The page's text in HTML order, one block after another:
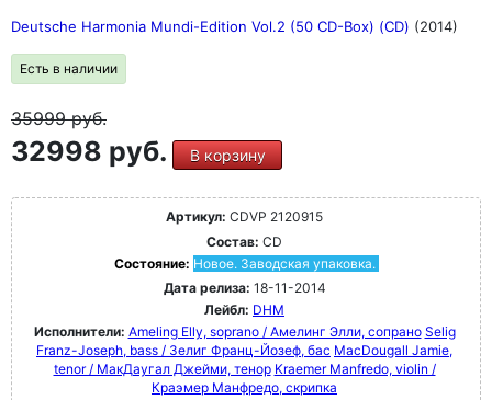
Deutsche Harmonia Mundi-Edition Vol.2 (50 CD-Box) (CD) (2014)
Есть в наличии
35999руб.
32998 руб. В корзину
Артикул: CDVP 2120915
Состав: CD
Состояние: Новое. Заводская упаковка.
Дата релиза: 18-11-2014
Лейбл: DHM
Исполнители: Ameling Elly, soprano / Амелинг Элли, сопрано Selig
Franz-Joseph, bass / Зелиг Франц-Йозеф, бас MacDougall Jamie,
tenor / МакДаугал Джейми, тенор Kraemer Manfredo, violin /
Краэмер Манфредо, скрипка